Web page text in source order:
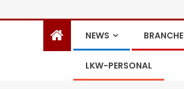
NEWS
LKW-PERSONAL